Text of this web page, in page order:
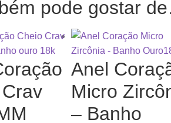
pode gostar
Anel
Micro
– Banho